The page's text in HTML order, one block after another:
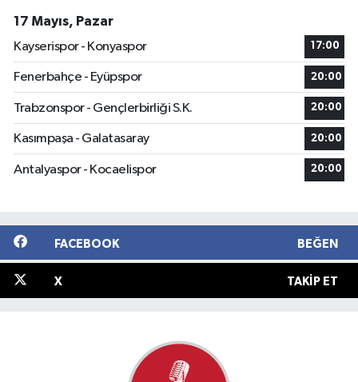
17 Mayıs, Pazar
Kayserispor - Konyaspor
17:00
Fenerbahçe - Eyüpspor 20:00
Trabzonspor - Gençlerbirliği S.K. 20:00
Kasımpaşa - Galatasaray 20:00
Antalyaspor - Kocaelispor 20:00
FACEBOOK BEĞEN
X TAKIP ET